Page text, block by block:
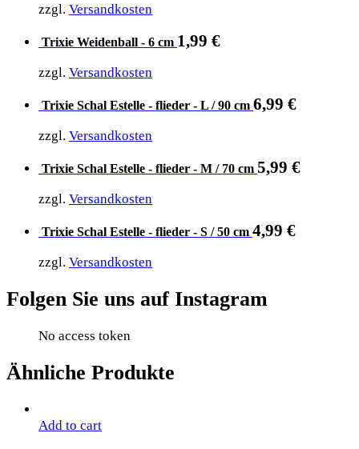
zzgl. Versandkosten
Trixie Weidenball - 6 cm 1,99 €
zzgl. Versandkosten
Trixie Schal Estelle - flieder - L / 90 cm 6,99 €
zzgl. Versandkosten
Trixie Schal Estelle - flieder - M / 70 cm 5,99 €
zzgl. Versandkosten
Trixie Schal Estelle - flieder - S / 50 cm 4,99 €
zzgl. Versandkosten
Folgen Sie uns auf Instagram
No access token
Ähnliche Produkte
Add to cart